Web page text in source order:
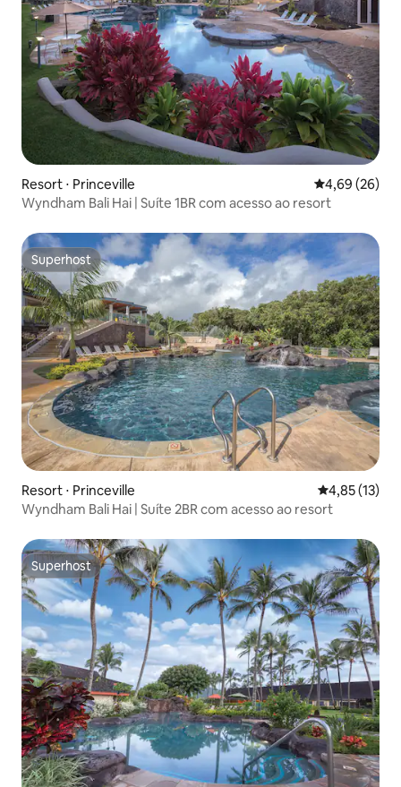
Resort ⋅ Princeville 4,69 de uma
4,69 (26)
Wyndham Bali Hai | Suíte 1BR com acesso ao resort
Superhost
Superhost
Resort ⋅ Princeville 4,85 de uma
4,85 (13)
Wyndham Bali Hai | Suíte 2BR com acesso ao resort
Superhost
Superhost